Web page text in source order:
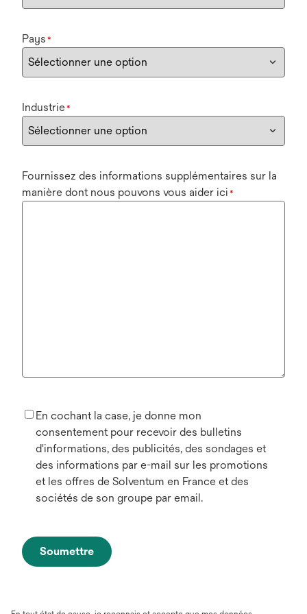
Pays *
Industrie*
Fournissez des informations supplémentaires sur la
manière dont nous pouvons vous aider ici *
En cochant la case, je donne mon
consentement pour recevoir des bulletins
d'informations, des publicités, des sondages et
des informations par e-mail sur les promotions
et les offres de Solventum en France et des
sociétés de son groupe par email.
Soumettre